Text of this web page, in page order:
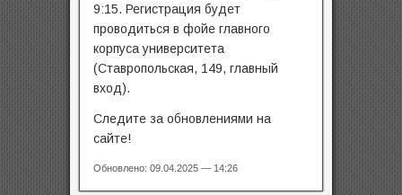
9:15. Регистрация будет
проводиться в фойе главного
корпуса университета
(Ставропольская, 149, главный
вход).
Следите за обновлениями на
сайте!
Обновлено: 09.04.2025 — 14:26